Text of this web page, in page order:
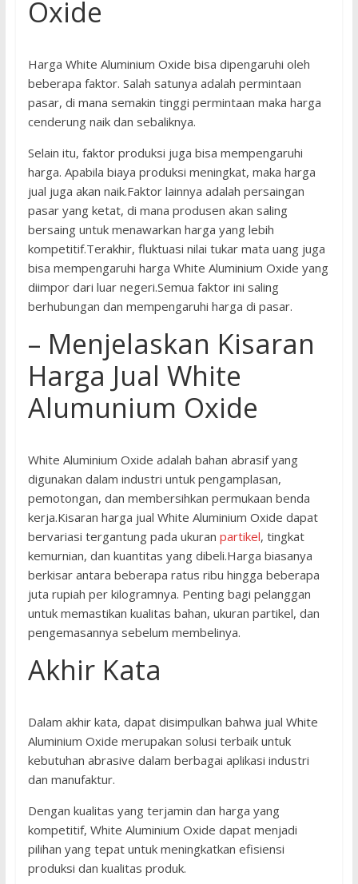
Oxide
Harga White Aluminium Oxide bisa dipengaruhi oleh
beberapa faktor. Salah satunya adalah permintaan
pasar, di mana semakin tinggi permintaan maka harga
cenderung naik dan sebaliknya.
Selain itu, faktor produksi juga bisa mempengaruhi
harga. Apabila biaya produksi meningkat, maka harga
jual juga akan naik.Faktor lainnya adalah persaingan
pasar yang ketat, di mana produsen akan saling
bersaing untuk menawarkan harga yang lebih
kompetitif.Terakhir, fluktuasi nilai tukar mata uang juga
bisa mempengaruhi harga White Aluminium Oxide yang
diimpor dari luar negeri.Semua faktor ini saling
berhubungan dan mempengaruhi harga di pasar.
– Menjelaskan Kisaran
Harga Jual White
Alumunium Oxide
White Aluminium Oxide adalah bahan abrasif yang
digunakan dalam industri untuk pengamplasan,
pemotongan, dan membersihkan permukaan benda
kerja.Kisaran harga jual White Aluminium Oxide dapat
bervariasi tergantung pada ukuran partikel, tingkat
kemurnian, dan kuantitas yang dibeli.Harga biasanya
berkisar antara beberapa ratus ribu hingga beberapa
juta rupiah per kilogramnya. Penting bagi pelanggan
untuk memastikan kualitas bahan, ukuran partikel, dan
pengemasannya sebelum membelinya.
Akhir Kata
Dalam akhir kata, dapat disimpulkan bahwa jual White
Aluminium Oxide merupakan solusi terbaik untuk
kebutuhan abrasive dalam berbagai aplikasi industri
dan manufaktur.
Dengan kualitas yang terjamin dan harga yang
kompetitif, White Aluminium Oxide dapat menjadi
pilihan yang tepat untuk meningkatkan efisiensi
produksi dan kualitas produk.